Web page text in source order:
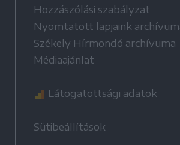
Hozzászólási szabályzat
Nyomtatott lapjaink
Székely Hírmondó archívuma
Médiaajánlat
Látogatottsági adatok
Sütibeállítások